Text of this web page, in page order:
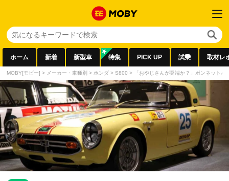
ホーム 新着 新型車 特集 PICK UP 試乗 取材レ
MOBY[モビー] > メーカー・車種別 > ホンダ > S800 > 「おやじさんが発端か？」ボンネット